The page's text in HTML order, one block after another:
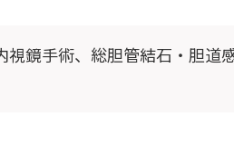
視鏡手術、総胆管結石・胆